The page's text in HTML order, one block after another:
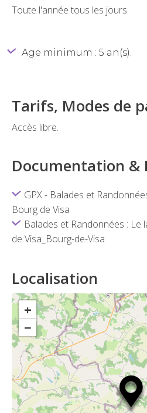
Toute l'année tous les jours.
Age minimum : 5 an(s).
Tarifs, Modes de
Accès libre.
Documentation &
GPX - Balades et
Bourg de Visa
Balades et Randonnées : Le
de Visa_Bourg-de-Visa
Localisation
+
−